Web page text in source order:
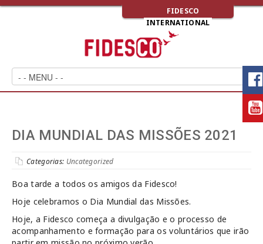
FIDESCO
INTERNATIONAL
DIA MUNDIAL DAS MISSÕES 2021
Categorias: Uncategorized
Boa tarde a todos os amigos da Fidesco!
Hoje celebramos o Dia Mundial das Missões.
Hoje, a Fidesco começa a divulgação e o processo de
acompanhamento e formação para os voluntários que irão